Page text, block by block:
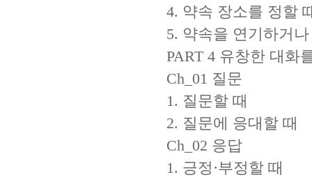
4. 약속 장소를 정할
5. 약속을 연기하거
PART 4 유창한 대화
Ch_01 질문
1. 질문할 때
2. 질문에 응대할 때
Ch_02 응답
1. 긍정·부정할 때